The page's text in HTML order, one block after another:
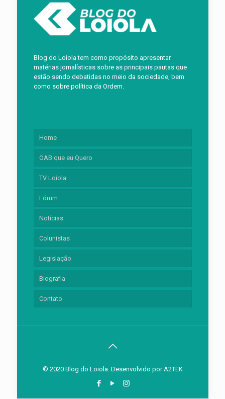
Blog do Loiola tem como propósito apresentar
matérias jornalísticas sobre as principais pautas que
estão sendo debatidas no meio da sociedade, bem
como sobre política da Ordem.
Home
OAB que eu Quero
TV Loiola
Fórum
Notícias
Colunistas
Legislação
Biografia
Contato
© 2020 Blog do Loiola. Desenvolvido porA2TEK